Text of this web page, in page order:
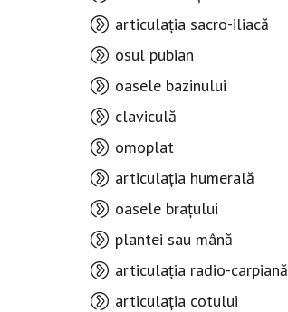
articulația sacro-iliacă
osul pubian
oasele bazinului
claviculă
omoplat
articulația humerală
oasele brațului
plantei sau mână
articulația radio-carpiană
articulația cotului